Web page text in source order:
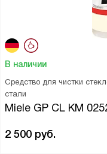
В наличии
Средство для чистки
стали
Miele GP CL KM
2 500 руб.